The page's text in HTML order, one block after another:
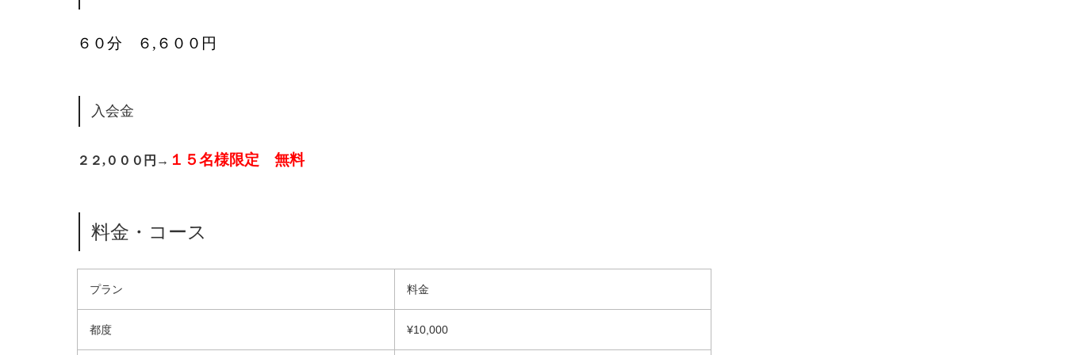
６０分 ６,６００円
入会金
２２,０００円→ １５名様限定 無料
料金・コース
プラン 料金
都度 ¥10,000